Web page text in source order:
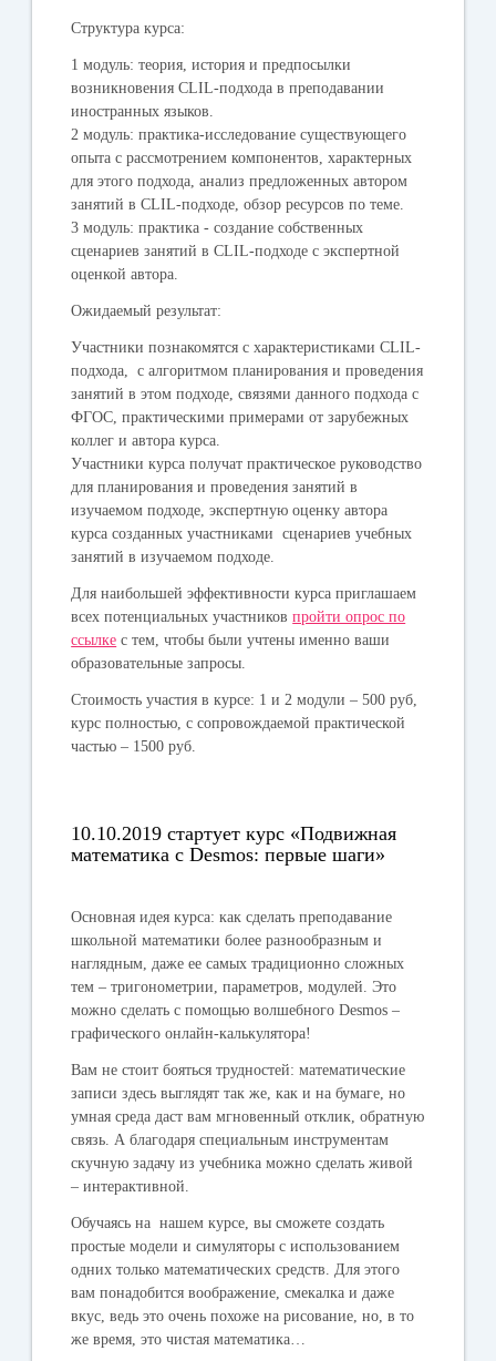
Структура курса:
1 модуль: теория, история и предпосылки
возникновения CLIL-подхода в преподавании
иностранных языков.
2 модуль: практика-исследование существующего
опыта с рассмотрением компонентов, характерных
для этого подхода, анализ предложенных автором
занятий в CLIL-подходе, обзор ресурсов по теме.
3 модуль: практика - создание собственных
сценариев занятий в CLIL-подходе с экспертной
оценкой автора.
Ожидаемый результат:
Участники познакомятся с характеристиками CLIL-
подхода, с алгоритмом планирования и проведения
занятий в этом подходе, связями данного подхода с
ФГОС, практическими примерами от зарубежных
коллег и автора курса.
Участники курса получат практическое руководство
для планирования и проведения занятий в
изучаемом подходе, экспертную оценку автора
курса созданных участниками сценариев учебных
занятий в изучаемом подходе.
Для наибольшей эффективности курса приглашаем
всех потенциальных участниковпройти опрос по
ссылке с тем, чтобы были учтены именно ваши
образовательные запросы.
Стоимость участия в курсе: 1 и 2 модули – 500 руб,
курс полностью, с сопровождаемой практической
частью – 1500 руб.
10.10.2019 стартует курс «Подвижная
математика с Desmos: первые шаги»
Основная идея курса: как сделать преподавание
школьной математики более разнообразным и
наглядным, даже ее самых традиционно сложных
тем – тригонометрии, параметров, модулей. Это
можно сделать с помощью волшебного Desmos –
графического онлайн-калькулятора!
Вам не стоит бояться трудностей: математические
записи здесь выглядят так же, как и на бумаге, но
умная среда даст вам мгновенный отклик, обратную
связь. А благодаря специальным инструментам
скучную задачу из учебника можно сделать живой
– интерактивной.
Обучаясь на нашем курсе, вы сможете создать
простые модели и симуляторы с использованием
одних только математических средств. Для этого
вам понадобится воображение, смекалка и даже
вкус, ведь это очень похоже на рисование, но, в то
же время, это чистая математика…